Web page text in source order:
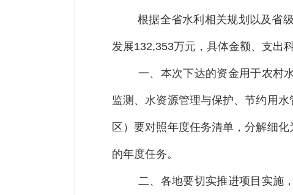
根据全省水利相关规划以及省
发展132,353万元，具体金额、支出
一、本次下达的资金用于农村
监测、水资源管理与保护、节约用
区）要对照年度任务清单，分解细化
的年度任务。
二、各地要切实推进项目实施